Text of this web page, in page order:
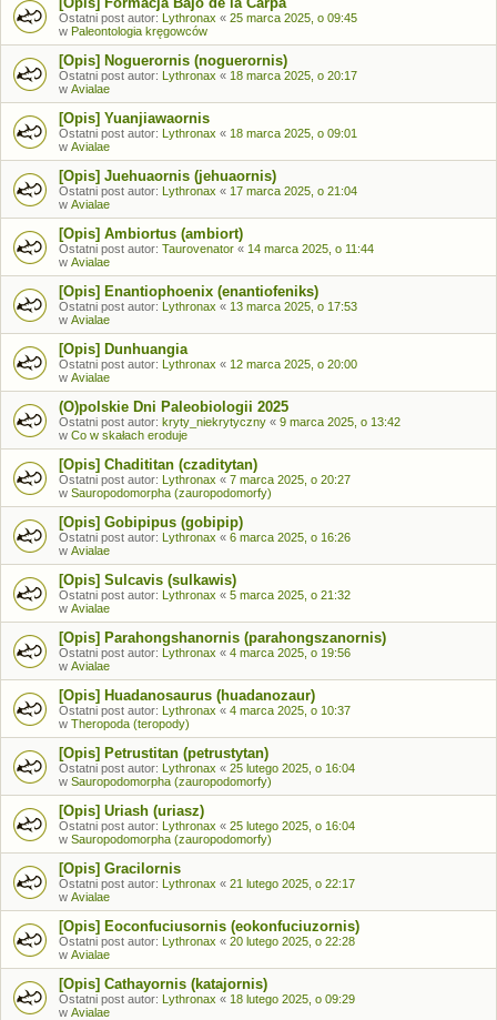
Ostatni post autor: Lythronax « 25 marca 2025, o 09:45
w Paleontologia kręgowców
[Opis] Noguerornis (noguerornis)
Ostatni post autor: Lythronax « 18 marca 2025, o 20:17
w Avialae
[Opis] Yuanjiawaornis
Ostatni post autor: Lythronax « 18 marca 2025, o 09:01
w Avialae
[Opis] Juehuaornis (jehuaornis)
Ostatni post autor: Lythronax « 17 marca 2025, o 21:04
w Avialae
[Opis] Ambiortus (ambiort)
Ostatni post autor: Taurovenator « 14 marca 2025, o 11:44
w Avialae
[Opis] Enantiophoenix (enantiofeniks)
Ostatni post autor: Lythronax « 13 marca 2025, o 17:53
w Avialae
[Opis] Dunhuangia
Ostatni post autor: Lythronax « 12 marca 2025, o 20:00
w Avialae
(O)polskie Dni Paleobiologii 2025
Ostatni post autor: kryty_niekrytyczny « 9 marca 2025, o 13:42
w Co w skałach eroduje
[Opis] Chadititan (czaditytan)
Ostatni post autor: Lythronax « 7 marca 2025, o 20:27
w Sauropodomorpha (zauropodomorfy)
[Opis] Gobipipus (gobipip)
Ostatni post autor: Lythronax « 6 marca 2025, o 16:26
w Avialae
[Opis] Sulcavis (sulkawis)
Ostatni post autor: Lythronax « 5 marca 2025, o 21:32
w Avialae
[Opis] Parahongshanornis (parahongszanornis)
Ostatni post autor: Lythronax « 4 marca 2025, o 19:56
w Avialae
[Opis] Huadanosaurus (huadanozaur)
Ostatni post autor: Lythronax « 4 marca 2025, o 10:37
w Theropoda (teropody)
[Opis] Petrustitan (petrustytan)
Ostatni post autor: Lythronax « 25 lutego 2025, o 16:04
w Sauropodomorpha (zauropodomorfy)
[Opis] Uriash (uriasz)
Ostatni post autor: Lythronax « 25 lutego 2025, o 16:04
w Sauropodomorpha (zauropodomorfy)
[Opis] Gracilornis
Ostatni post autor: Lythronax « 21 lutego 2025, o 22:17
w Avialae
[Opis] Eoconfuciusornis (eokonfuciuzornis)
Ostatni post autor: Lythronax « 20 lutego 2025, o 22:28
w Avialae
[Opis] Cathayornis (katajornis)
Ostatni post autor: Lythronax « 18 lutego 2025, o 09:29
w Avialae